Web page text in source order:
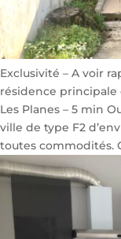
Exclusivité – A voir
résidence principale
Les Planes – 5 min
ville de type F2
toutes commodités.